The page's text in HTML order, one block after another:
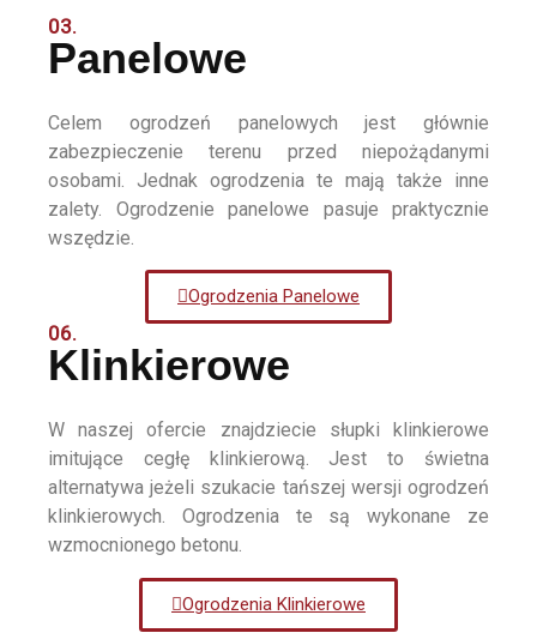
03.
Panelowe
Celem ogrodzeń panelowych jest głównie
zabezpieczenie terenu przed niepożądanymi
osobami. Jednak ogrodzenia te mają także inne
zalety. Ogrodzenie panelowe pasuje praktycznie
wszędzie.
Ogrodzenia Panelowe
06.
Klinkierowe
W naszej ofercie znajdziecie słupki klinkierowe
imitujące cegłę klinkierową. Jest to świetna
alternatywa jeżeli szukacie tańszej wersji ogrodzeń
klinkierowych. Ogrodzenia te są wykonane ze
wzmocnionego betonu.
Ogrodzenia Klinkierowe